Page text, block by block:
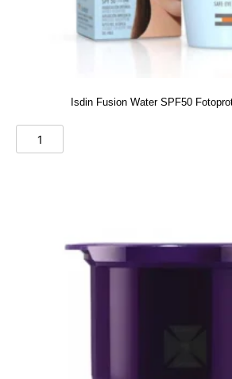
Isdin Fusion Water SPF50